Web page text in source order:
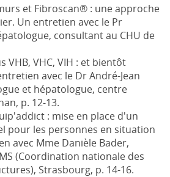
et Fibroscan® : une approche
Un entretien avec le Pr
consultant au CHU de
VHB, VHC, VIH : et bientôt
avec le Dr André-Jean
et hépatologue, centre
p. 12-13.
: mise en place d'un
pour les personnes en situation
avec Mme Danièle Bader,
(Coordination nationale des
Strasbourg, p. 14-16.